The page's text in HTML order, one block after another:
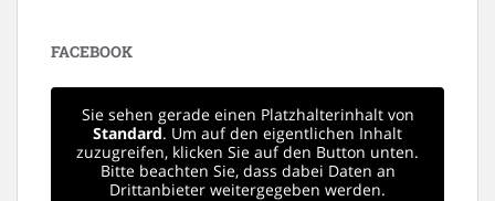
FACEBOOK
Sie sehen gerade einen Platzhalterinhalt von
Standard. Um auf den eigentlichen Inhalt
zuzugreifen, klicken Sie auf den Button unten.
Bitte beachten Sie, dass dabei Daten an
Drittanbieter weitergegeben werden.